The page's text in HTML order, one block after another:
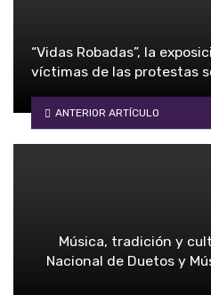
“Vidas Robadas”, la
víctimas de las protestas
ANTERIOR ARTÍCULO
Música, tradición y
Nacional de Duetos y